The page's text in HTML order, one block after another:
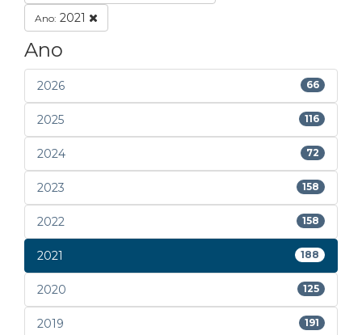
Ano: 2021
Ano
2026 66
2025 116
2024 72
2023 158
2022 158
2021 188
2020 125
2019 191